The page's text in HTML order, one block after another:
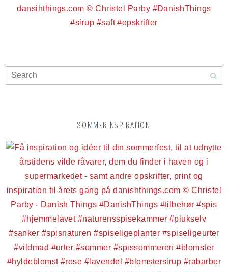
SOMMERINSPIRATION